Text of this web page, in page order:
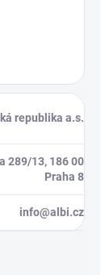
republika a.s.
289/13, 186 00
Praha 8
info@albi.cz